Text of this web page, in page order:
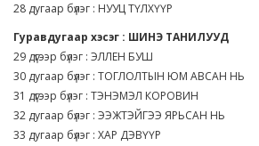
28 дугаар бүлэг : НУУЦ ТҮЛХҮҮР
Гуравдугаар хэсэг : ШИНЭ ТАНИЛУУД
29 дүгээр бүлэг : ЭЛЛЕН БУШ
30 дугаар бүлэг : ТОГЛОЛТЫН ЮМ АВСАН НЬ
31 дүгээр бүлэг : ТЭНЭМЭЛ КОРОВИН
32 дугаар бүлэг : ЭЭЖТЭЙГЭЭ ЯРЬСАН НЬ
33 дугаар бүлэг : ХАР ДЭВҮҮР